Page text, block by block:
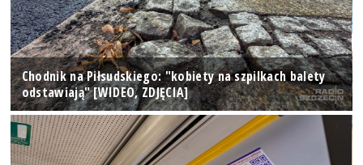
Chodnik na Piłsudskiego: "kobiety na szpilkach balety
odstawiają" [WIDEO, ZDJĘCIA]